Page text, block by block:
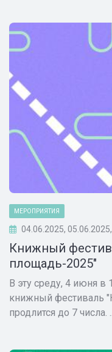
МЕРОПРИЯТИЯ
04.06.2025,
Книжный
площадь-2025"
В эту среду, 4 июня в
книжный фестиваль
продлится до 7 числа. ...